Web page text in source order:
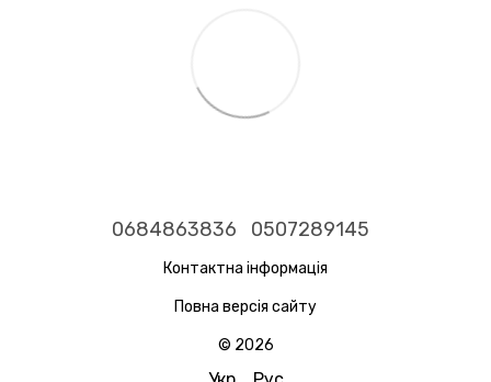
0684863836 0507289145
Контактна інформація
Повна версія сайту
© 2026